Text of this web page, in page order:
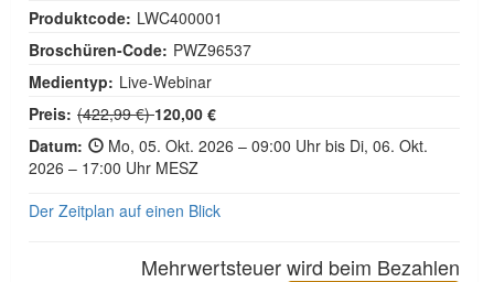
Produktcode: LWC400001
Broschüren-Code: PWZ96537
Medientyp: Live-Webinar
Preis: Normalpreis:
(422,99 €)120,00 €
Datum:
Mo, 05. Okt. 2026 – 09:00 Uhr bis Di, 06. Okt.
2026 – 17:00 Uhr MESZ
Der Zeitplan auf einen Blick
Mehrwertsteuer wird beim Bezahlen